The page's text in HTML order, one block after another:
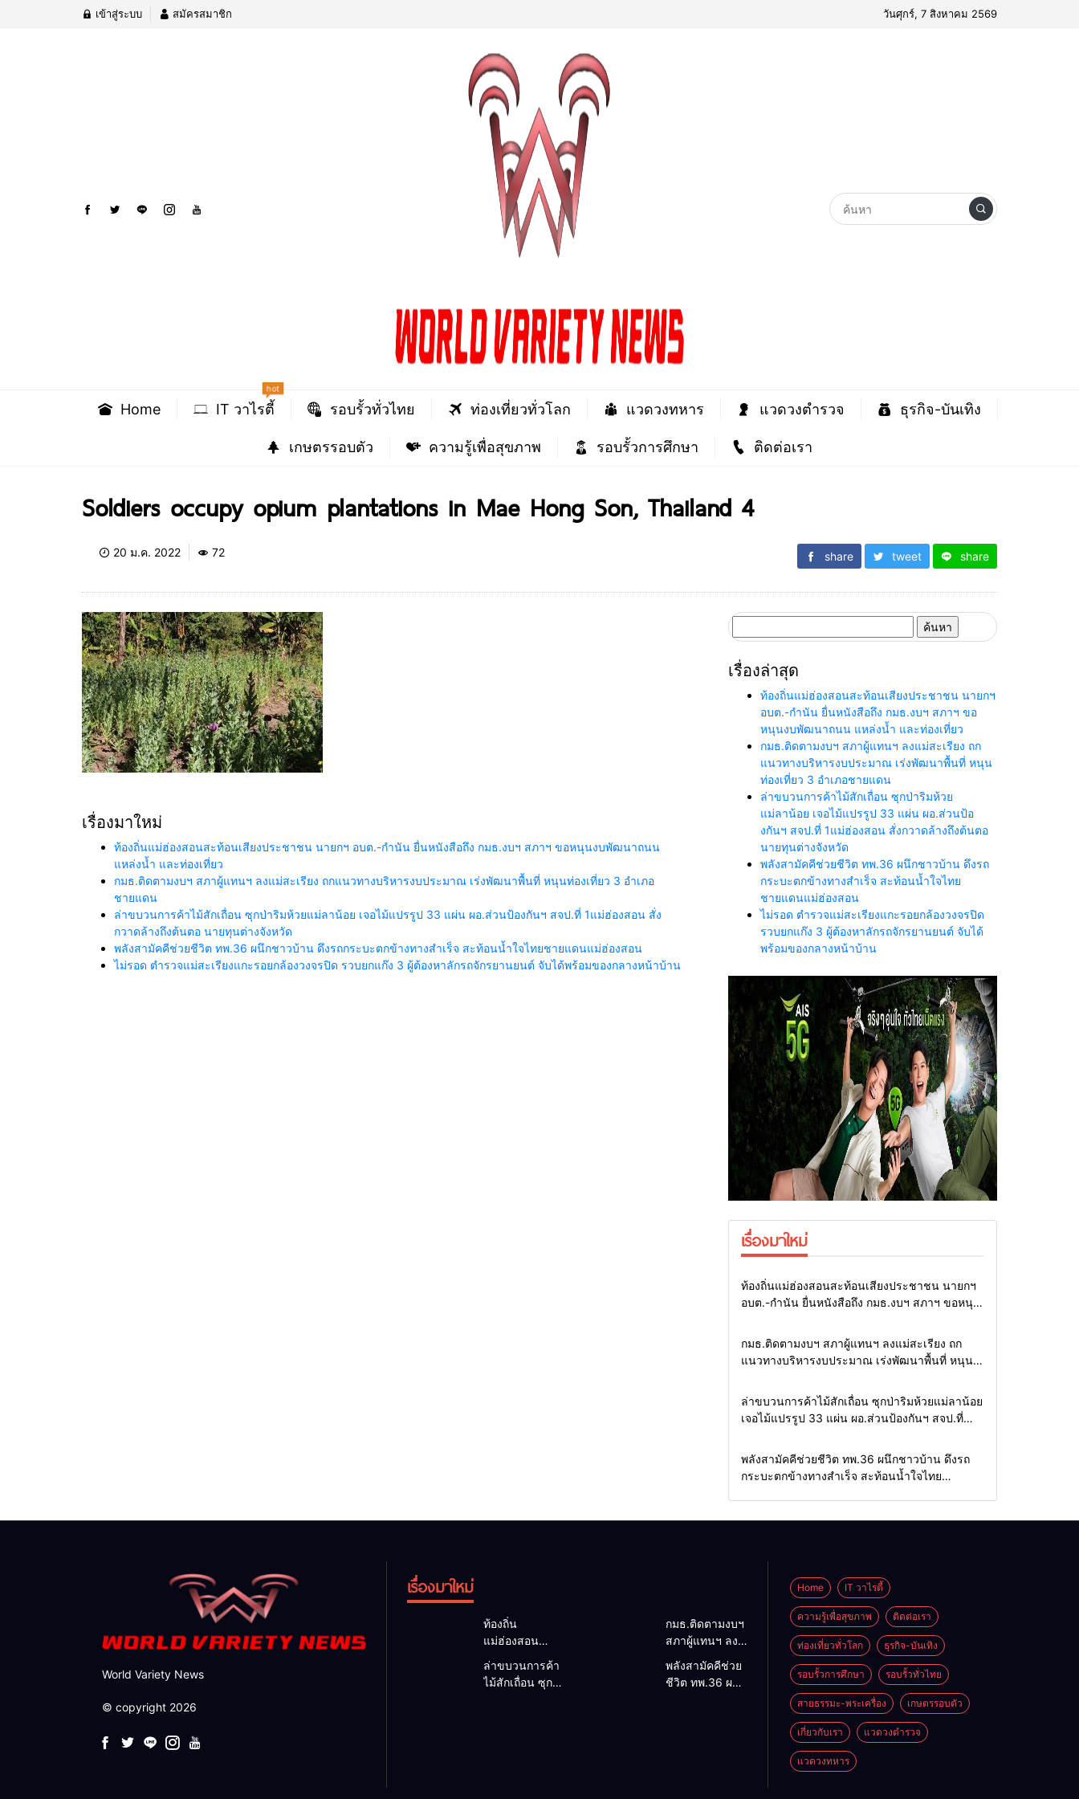
เข้าสู่ระบบ สมัครสมาชิก วันศุกร์, 7 สิงหาคม 2569
Home IT วาไรตี้
hot
รอบรั้วทั่วไทย ท่องเที่ยวทั่วโลก แวดวงทหาร แวดวงตำรวจ ธุรกิจ-บันเทิง
เกษตรรอบตัว ความรู้เพื่อสุขภาพ รอบรั้วการศึกษา ติดต่อเรา
Soldiers occupy opium plantations in Mae Hong Son, Thailand 4
20 ม.ค. 2022 72 share tweet share
เรื่องมาใหม่
ท้องถิ่นแม่ฮ่องสอนสะท้อนเสียงประชาชน นายกฯ อบต.-กำนัน ยื่นหนังสือถึง กมธ.งบฯ สภาฯ ขอหนุนงบพัฒนาถนน
แหล่งน้ำ และท่องเที่ยว
กมธ.ติดตามงบฯ สภาผู้แทนฯ ลงแม่สะเรียง ถกแนวทางบริหารงบประมาณ เร่งพัฒนาพื้นที่ หนุนท่องเที่ยว 3 อำเภอ
ชายแดน
ล่าขบวนการค้าไม้สักเถื่อน ซุกป่าริมห้วยแม่ลาน้อย เจอไม้แปรรูป 33 แผ่น ผอ.ส่วนป้องกันฯ สจป.ที่ 1แม่ฮ่องสอน สั่ง
กวาดล้างถึงต้นตอ นายทุนต่างจังหวัด
พลังสามัคคีช่วยชีวิต ทพ.36 ผนึกชาวบ้าน ดึงรถกระบะตกข้างทางสำเร็จ สะท้อนน้ำใจไทยชายแดนแม่ฮ่องสอน
ไม่รอด ตำรวจแม่สะเรียงแกะรอยกล้องวงจรปิด รวบยกแก๊ง 3 ผู้ต้องหาลักรถจักรยานยนต์ จับได้พร้อมของกลางหน้าบ้าน
สำหรับ:
เรื่องล่าสุด
ท้องถิ่นแม่ฮ่องสอนสะท้อนเสียงประชาชน นายกฯ
อบต.-กำนัน ยื่นหนังสือถึง กมธ.งบฯ สภาฯ ขอ
หนุนงบพัฒนาถนน แหล่งน้ำ และท่องเที่ยว
กมธ.ติดตามงบฯ สภาผู้แทนฯ ลงแม่สะเรียง ถก
แนวทางบริหารงบประมาณ เร่งพัฒนาพื้นที่ หนุน
ท่องเที่ยว 3 อำเภอชายแดน
ล่าขบวนการค้าไม้สักเถื่อน ซุกป่าริมห้วย
แม่ลาน้อย เจอไม้แปรรูป 33 แผ่น ผอ.ส่วนป้อ
งกันฯ สจป.ที่ 1แม่ฮ่องสอน สั่งกวาดล้างถึงต้นตอ
นายทุนต่างจังหวัด
พลังสามัคคีช่วยชีวิต ทพ.36 ผนึกชาวบ้าน ดึงรถ
กระบะตกข้างทางสำเร็จ สะท้อนน้ำใจไทย
ชายแดนแม่ฮ่องสอน
ไม่รอด ตำรวจแม่สะเรียงแกะรอยกล้องวงจรปิด
รวบยกแก๊ง 3 ผู้ต้องหาลักรถจักรยานยนต์ จับได้
พร้อมของกลางหน้าบ้าน
เรื่องมาใหม่
Home รอบรั้วทั่วไทย
ท้องถิ่นแม่ฮ่องสอนสะท้อนเสียงประชาชน นายกฯ
อบต.-กำนัน ยื่นหนังสือถึง กมธ.งบฯ สภาฯ ขอหนุน
Home รอบรั้วทั่วไทย
กมธ.ติดตามงบฯ สภาผู้แทนฯ ลงแม่สะเรียง ถก
แนวทางบริหารงบประมาณ เร่งพัฒนาพื้นที่ หนุน
Home รอบรั้วทั่วไทย
ล่าขบวนการค้าไม้สักเถื่อน ซุกป่าริมห้วยแม่ลาน้อย
เจอไม้แปรรูป 33 แผ่น ผอ.ส่วนป้องกันฯ สจป.ที่
จังหวัด
Home แวดวงทหาร
พลังสามัคคีช่วยชีวิต ทพ.36 ผนึกชาวบ้าน ดึงรถ
กระบะตกข้างทางสำเร็จ สะท้อนน้ำใจไทย
World Variety News
© copyright 2026
เรื่องมาใหม่
ท้องถิ่น
แม่ฮ่องสอน
ประชาชน นา
ยกฯ อบต.-กำนัน
กมธ.ติดตามงบฯ
สภาผู้แทนฯ ลง
แม่สะเรียง ถก
แนวทางบริหาร
งบประมาณ เร่ง
ล่าขบวนการค้า
ไม้สักเถื่อน ซุก
พลังสามัคคีช่วย
ชีวิต ทพ.36 ผนึก
Home IT วาไรตี้
ความรู้เพื่อสุขภาพ ติดต่อเรา
ท่องเที่ยวทั่วโลก ธุรกิจ-บันเทิง
รอบรั้วการศึกษา รอบรั้วทั่วไทย
สายธรรมะ-พระเครื่อง เกษตรรอบตัว
เกี่ยวกับเรา แวดวงตำรวจ
แวดวงทหาร